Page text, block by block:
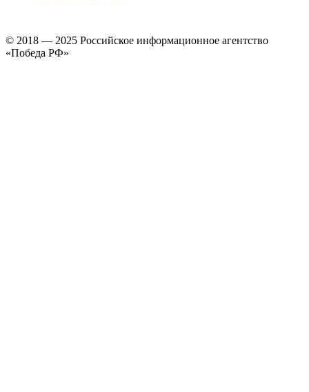
© 2018 — 2025 Российское информационное агентство
«Победа РФ»